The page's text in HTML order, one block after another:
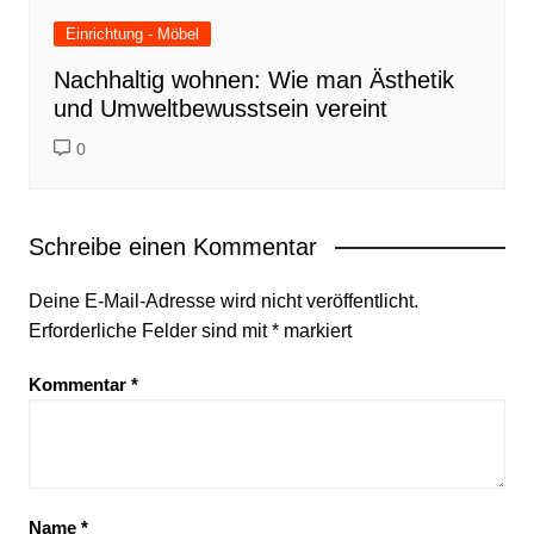
Einrichtung - Möbel
Nachhaltig wohnen: Wie man Ästhetik
und Umweltbewusstsein vereint
0
Schreibe einen Kommentar
Deine E-Mail-Adresse wird nicht veröffentlicht.
Erforderliche Felder sind mit*markiert
Kommentar *
Name *